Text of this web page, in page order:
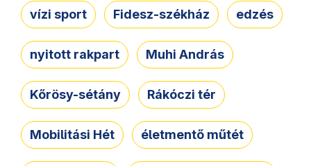
vízi sport Fidesz-székház edzés
nyitott rakpart Muhi András
Kőrösy-sétány Rákóczi tér
Mobilitási Hét életmentő műtét